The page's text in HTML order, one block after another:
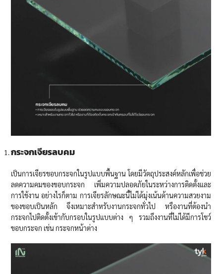
กระจกเจียรลบคม
เป็นการเจียรขอบกระจกในรูปแบบพื้นฐาน โดยมีวัตถุประสงค์หลักเพื่อช่วย
ลดความคมของขอบกระจก เพิ่มความปลอดภัยในระหว่างการติดตั้งและ
การใช้งาน อย่างไรก็ตาม การเจียรลักษณะนี้ไม่ได้มุ่งเน้นด้านความสวยงาม
ของขอบเป็นหลัก จึงเหมาะสำหรับงานกระจกทั่วไป หรืองานที่ต้องนำ
กระจกไปติดตั้งเข้ากับกรอบในรูปแบบต่าง ๆ รวมถึงงานที่ไม่ได้มีการโชว์
ขอบกระจก เช่น กระจกหน้าต่าง